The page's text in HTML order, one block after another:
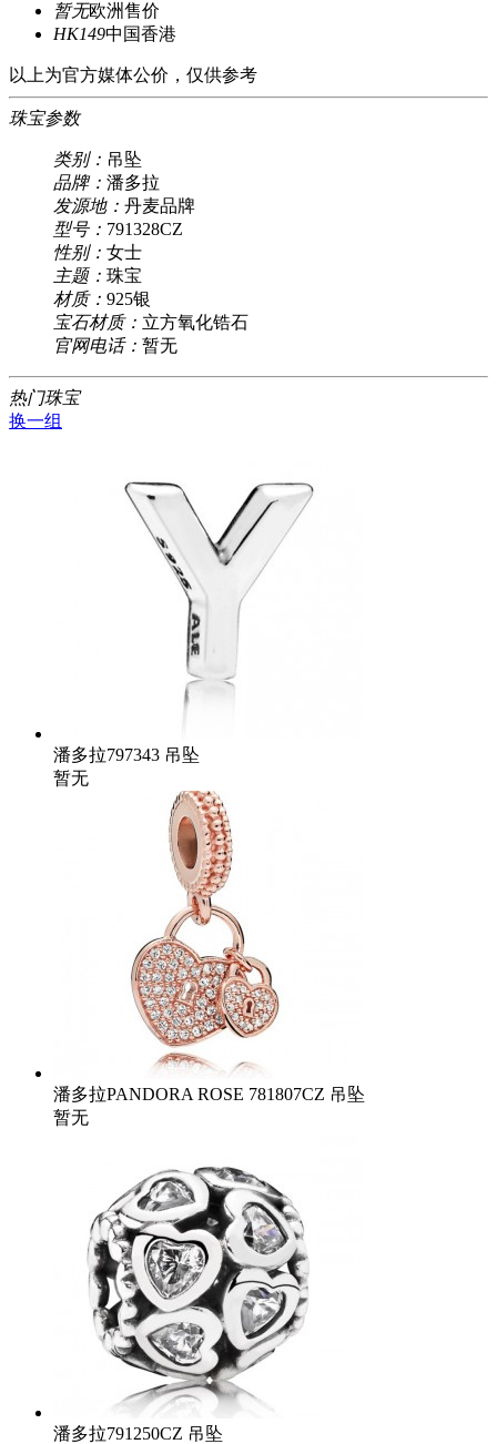
暂无欧洲售价
HK149中国香港
以上为官方媒体公价，仅供参考
珠宝参数
类别： 吊坠
品牌： 潘多拉
发源地： 丹麦品牌
型号： 791328CZ
性别： 女士
主题： 珠宝
材质： 925银
宝石材质： 立方氧化锆石
官网电话： 暂无
热门珠宝
换一组
潘多拉797343 吊坠
暂无
潘多拉PANDORA ROSE 781807CZ 吊坠
暂无
潘多拉791250CZ 吊坠